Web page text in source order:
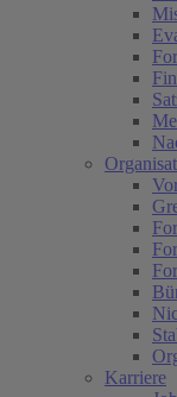
Karriere